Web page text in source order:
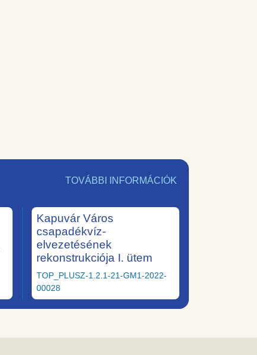
TOVÁBBI INFORMÁCIÓK
Kapuvár Város
csapadékvíz-
elvezetésének
rekonstrukciója I. ütem
TOP_PLUSZ-1.2.1-21-GM1-2022-
00028